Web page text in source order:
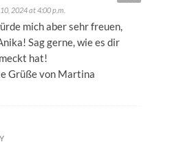
2024 at 4:00 p.m.
mich aber sehr freuen,
Sag gerne, wie es dir
hat!
Grüße von Martina